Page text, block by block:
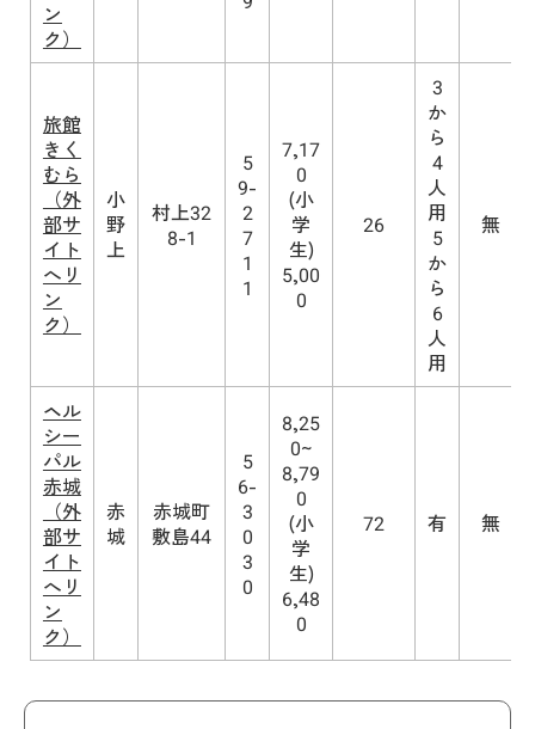
ン
ク）
旅館
きく
むら
（外
部サ
イト
へリ
ン
ク）
小
野
上
村上32
8-1
5
9-
2
7
1
1
7,17
0
(小
学
生)
5,00
0
26
3
か
ら
4
人
用
5
か
ら
6
人
用
無
ヘル
シー
パル
赤城
（外
部サ
イト
へリ
ン
ク）
赤
城
赤城町
敷島44
5
6-
3
0
3
0
8,25
0~
8,79
0
(小
学
生)
6,48
0
72 有 無